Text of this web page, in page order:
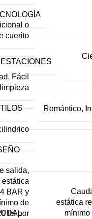
o
cuerito
Fácil
limpieza
salida,
BAR y
de
lts por
Romántico,
estática
mínimo